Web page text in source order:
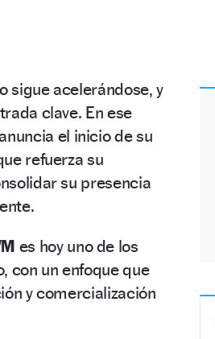
sigue acelerándose, y
clave. En ese
el inicio de su
refuerza su
su presencia
es hoy uno de los
con un enfoque que
y comercialización